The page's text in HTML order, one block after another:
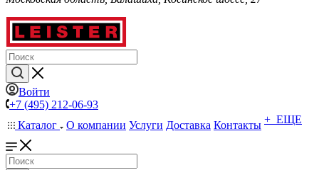
Войти
+7 (495) 212-06-93
Каталог
О компании Услуги Доставка Контакты + ЕЩЕ